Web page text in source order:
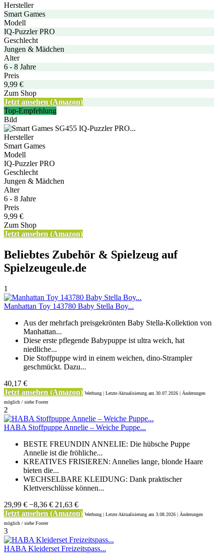
Hersteller
Smart Games
Modell
IQ-Puzzler PRO
Geschlecht
Jungen & Mädchen
Alter
6 - 8 Jahre
Preis
9,99 €
Zum Shop
Jetzt ansehen (Amazon)
Top-Empfehlung
Bild
Hersteller
Smart Games
Modell
IQ-Puzzler PRO
Geschlecht
Jungen & Mädchen
Alter
6 - 8 Jahre
Preis
9,99 €
Zum Shop
Jetzt ansehen (Amazon)
Beliebtes Zubehör & Spielzeug auf
Spielzeugeule.de
1
Manhattan Toy 143780 Baby Stella Boy...
Aus der mehrfach preisgekrönten Baby Stella-Kollektion von
Manhattan...
Diese erste pflegende Babypuppe ist ultra weich, hat
niedliche...
Die Stoffpuppe wird in einem weichen, dino-Strampler
geschmückt. Dazu...
40,17 €
Jetzt ansehen (Amazon) Werbung | Letzte Aktualisierung am 30.07.2026 | Änderungen
möglich / siehe Footer
2
HABA Stoffpuppe Annelie – Weiche Puppe...
BESTE FREUNDIN ANNELIE: Die hübsche Puppe
Annelie ist die fröhliche...
KREATIVES FRISIEREN: Annelies lange, blonde Haare
bieten die...
WECHSELBARE KLEIDUNG: Dank praktischer
Klettverschlüsse können...
29,99 € −8,36 € 21,63 €
Jetzt ansehen (Amazon) Werbung | Letzte Aktualisierung am 3.08.2026 | Änderungen
möglich / siehe Footer
3
HABA Kleiderset Freizeitspass...